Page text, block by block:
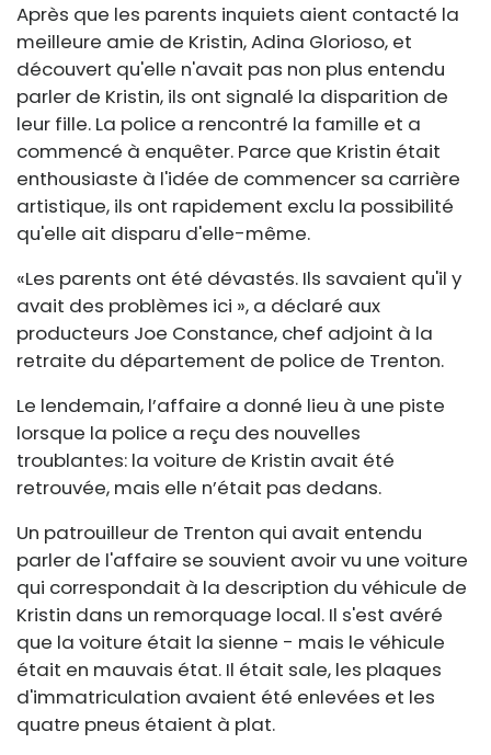
Après que les parents inquiets aient contacté la
meilleure amie de Kristin, Adina Glorioso, et
découvert qu'elle n'avait pas non plus entendu
parler de Kristin, ils ont signalé la disparition de
leur fille. La police a rencontré la famille et a
commencé à enquêter. Parce que Kristin était
enthousiaste à l'idée de commencer sa carrière
artistique, ils ont rapidement exclu la possibilité
qu'elle ait disparu d'elle-même.
«Les parents ont été dévastés. Ils savaient qu'il y
avait des problèmes ici », a déclaré aux
producteurs Joe Constance, chef adjoint à la
retraite du département de police de Trenton.
Le lendemain, l’affaire a donné lieu à une piste
lorsque la police a reçu des nouvelles
troublantes: la voiture de Kristin avait été
retrouvée, mais elle n’était pas dedans.
Un patrouilleur de Trenton qui avait entendu
parler de l'affaire se souvient avoir vu une voiture
qui correspondait à la description du véhicule de
Kristin dans un remorquage local. Il s'est avéré
que la voiture était la sienne - mais le véhicule
était en mauvais état. Il était sale, les plaques
d'immatriculation avaient été enlevées et les
quatre pneus étaient à plat.